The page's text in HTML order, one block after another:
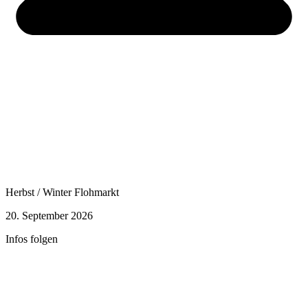
Herbst / Winter Flohmarkt
20. September 2026
Infos folgen